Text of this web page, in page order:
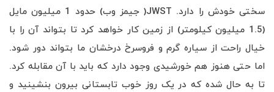
سختی خودش را دارد. JWST( جیمز وب) حدود 1 میلیون مایل
(1.5 میلیون کیلومتر) از زمین کار خواهد کرد تا بتواند آن را با
خیال راحت از سیاره گرم و فروسرخ درخشان ما بتواند دور شود.
اما حتی هنوز هم خورشیدی وجود دارد که باید با آن مقابله کرد.
تا به حال شده که در یک روز خوب تابستانی بیرون بنشینید و